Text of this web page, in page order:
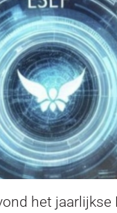
het jaarlijkse